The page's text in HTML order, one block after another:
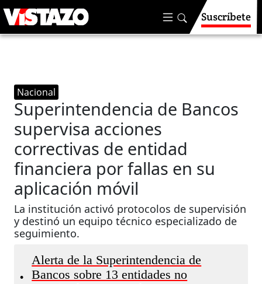
Suscríbete
Nacional
Superintendencia de Bancos
supervisa acciones
correctivas de entidad
financiera por fallas en su
aplicación móvil
La institución activó protocolos de supervisión
y destinó un equipo técnico especializado de
seguimiento.
•
Alerta de la Superintendencia de
Bancos sobre 13 entidades no